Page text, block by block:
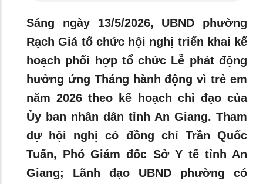
Sáng ngày 13/5/2026, UBND phường
Rạch Giá tổ chức hội nghị triển khai kế
hoạch phối hợp tổ chức Lễ phát động
hưởng ứng Tháng hành động vì trẻ em
năm 2026 theo kế hoạch chỉ đạo của
Ủy ban nhân dân tỉnh An Giang. Tham
dự hội nghị có đồng chí Trần Quốc
Tuấn, Phó Giám đốc Sở Y tế tỉnh An
Giang; Lãnh đạo UBND phường có